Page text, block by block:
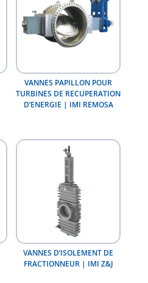
VANNES PAPILLON POUR
TURBINES DE RECUPERATION
D’ENERGIE | IMI REMOSA
VANNES D’ISOLEMENT DE
FRACTIONNEUR | IMI Z&J